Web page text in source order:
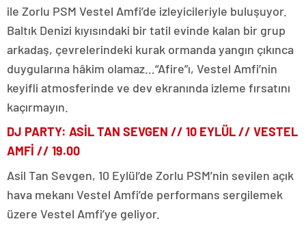
ile Zorlu PSM Vestel Amfi’de izleyicileriyle buluşuyor.
Baltık Denizi kıyısındaki bir tatil evinde kalan bir grup
arkadaş, çevrelerindeki kurak ormanda yangın çıkınca
duygularına hâkim olamaz…“Afire”ı, Vestel Amfi’nin
keyifli atmosferinde ve dev ekranında izleme fırsatını
kaçırmayın.
DJ PARTY: ASİL TAN SEVGEN // 10 EYLÜL// VESTEL
AMFİ // 19.00
Asil Tan Sevgen, 10 Eylül’de Zorlu PSM’nin sevilen açık
hava mekanı Vestel Amfi’de performans sergilemek
üzere Vestel Amfi’ye geliyor.